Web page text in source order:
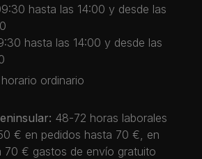
hasta las 14:00 y desde las
hasta las 14:00 y desde las
ordinario
48-72 horas laborales
€ en pedidos hasta 70 €, en
70 € gastos de envío gratuito